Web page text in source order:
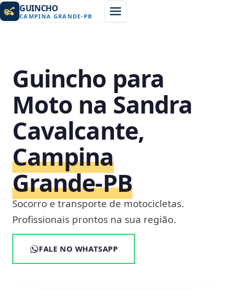
GUINCHO
CAMPINA GRANDE- PB
Guincho para
Moto na Sandra
Cavalcante,
Campina
Grande‑PB
Socorro e transporte de motocicletas.
Profissionais prontos na sua região.
FALE NO WHATSAPP